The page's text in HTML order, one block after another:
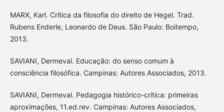
MARX, Karl. Crítica da filosofia do direito de Hegel. Trad.
Rubens Enderle, Leonardo de Deus. São Paulo: Boitempo,
2013.
SAVIANI, Dermeval. Educação: do senso comum à
consciência filosófica. Campinas: Autores Associados, 2013.
SAVIANI, Dermeval. Pedagogia histórico-crítica: primeiras
aproximações, 11.ed.rev. Campinas: Autores Associados,